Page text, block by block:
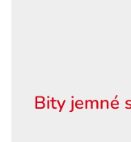
Bity jemné